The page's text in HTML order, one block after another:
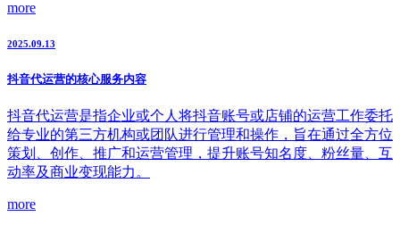
more
2025.09.13
抖音代运营的核心服务内容
抖音代运营是指企业或个人将抖音账号或店铺的运营工作委托
给专业的第三方机构或团队进行管理和操作，旨在通过全方位
策划、创作、推广和运营管理，提升账号知名度、粉丝量、互
动率及商业变现能力。
more